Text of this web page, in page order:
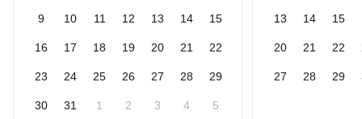
9 10 11 12 13 14 15
16 17 18 19 20 21 22
23 24 25 26 27 28 29
30 31 1 2 3 4 5
13 14 15
20 21 22
27 28 29